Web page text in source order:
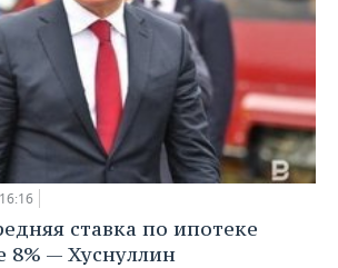
ставка по ипотеке
8% — Хуснуллин